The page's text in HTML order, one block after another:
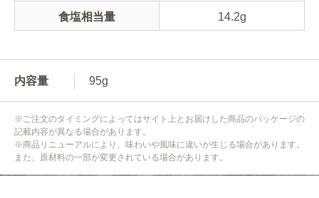
食塩相当量 14.2g
内容量 95g
※ご注文のタイミングによってはサイト上とお届けした商品のパッケージの
記載内容が異なる場合があります。
※商品リニューアルにより、味わいや風味に違いが生じる場合があります。
また、原材料の一部が変更されている場合があります。